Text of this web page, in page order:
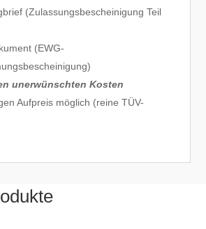
(Zulassungsbescheinigung Teil
(EWG-
unerwünschten Kosten
Aufpreis möglich (reine TÜV-